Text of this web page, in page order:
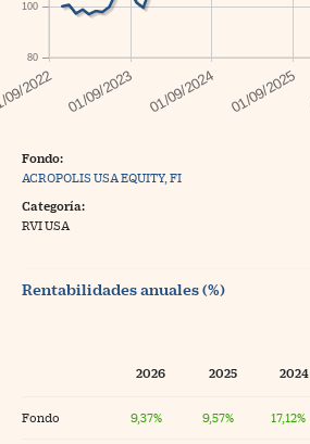
80
100
Fondo:
ACROPOLIS USA EQUITY, FI
Categoría:
RVI USA
Rentabilidades anuales (%)
2026 2025 2024
Fondo 9,37% 9,57% 17,12%